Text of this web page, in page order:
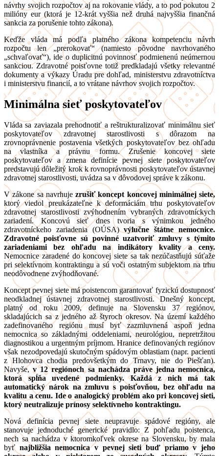
návrhy svojich rozpočtov aj na rokovanie vlády, a to pod pokutou 2
milióny eur (ktorá je 12-krát vyššia než druhá najvyššia finančná
sankcia za porušenie tohto zákona).
Keďže vláda má podľa platného zákona kompetenciu návrh
rozpočtu len „prerokovať“ (namiesto pôvodne navrhovaného
„schvaľovať“), ide o duplicitnú povinnosť podmienenú neúmernou
sankciou. Zdravotné poisťovne totiž predkladajú všetky relevantné
dokumenty a výkazy Úradu pre dohľad, ministerstvu zdravotníctva
i ministerstvu financií, a to vrátane návrhov svojich rozpočtov.
Minimálna sieť poskytovateľov
Vláda sa zaviazala prehodnotiť a reštrukturalizovať minimálnu sieť
poskytovateľov zdravotnej starostlivosti s dôrazom na
zrovnoprávnenie postavenia všetkých poskytovateľov bez ohľadu
na vlastníka a právnu formu. Zrušenie koncovej siete
poskytovateľov a zmena definície pevnej siete poskytovateľov
predstavujú dôležitý krok k rovnoprávnosti poskytovateľov ústavnej
zdravotnej starostlivosti, uvádza sa v dôvodovej správe k zákonu.
V zákone sa navrhuje zrušiť koncept koncovej minimálnej siete,
ktorý viedol preukázateľne k deformáciám trhu poskytovateľov
zdravotnej starostlivosti zvýhodnením vybraných zdravotníckych
zariadení. Koncovú sieť dnes tvoria s výnimkou jedného
zdravotníckeho zariadenia (OÚSA)výlučne štátne nemocnice.
Zdravotné poisťovne sú povinné uzatvoriť zmluvy s týmito
zariadeniami bez ohľadu na indikátory kvality a ceny.
Nemocnice zaradené do koncovej siete sa tak nezúčastňujú súťaže
pri selektívnom kontraktingu a sú voči ostatným subjektom na trhu
neodôvodnene zvýhodňované.
Koncept pevnej siete má poistencom garantovať fyzickú dostupnosť
neodkladnej ústavnej zdravotnej starostlivosti. Dnešný koncept,
platný od roku 2009, definuje na Slovensku 37 regiónov,
skladajúcich sa z jedného až štyroch okresov. Na území každého
zadefinovaného regiónu musí byť zazmluvnená aspoň jedna
nemocnica so základnými oddeleniami, neurológiou, nepretržitou
diagnostikou a urgentným príjmom. Hranice definovaných regiónov
však nezodpovedajú skutočným spádovým oblastiam (napr. pacienti
z Hlohovca chodia predovšetkým do Trnavy, nie do Piešťan).
Navyše, v 12 regiónoch sa nachádza práve jedna nemocnica,
ktorá spĺňa uvedené podmienky. Každá z nich má tak
automatický nárok na zmluvu s poisťovňou, bez ohľadu na
kvalitu a cenu. Ide o analogický problém ako pri koncovej sieti,
ktorý neutralizuje prínosy selektívneho kontraktingu.
Nová definícia pevnej siete neupravuje spádové regióny, ale
stanovuje jednoduché generické pravidlo: Z pohľadu poistenca,
nech sa nachádza v ktoromkoľvek okrese na Slovensku, by mala
byť najbližšia nemocnica v pevnej sieti buď priamo v jeho